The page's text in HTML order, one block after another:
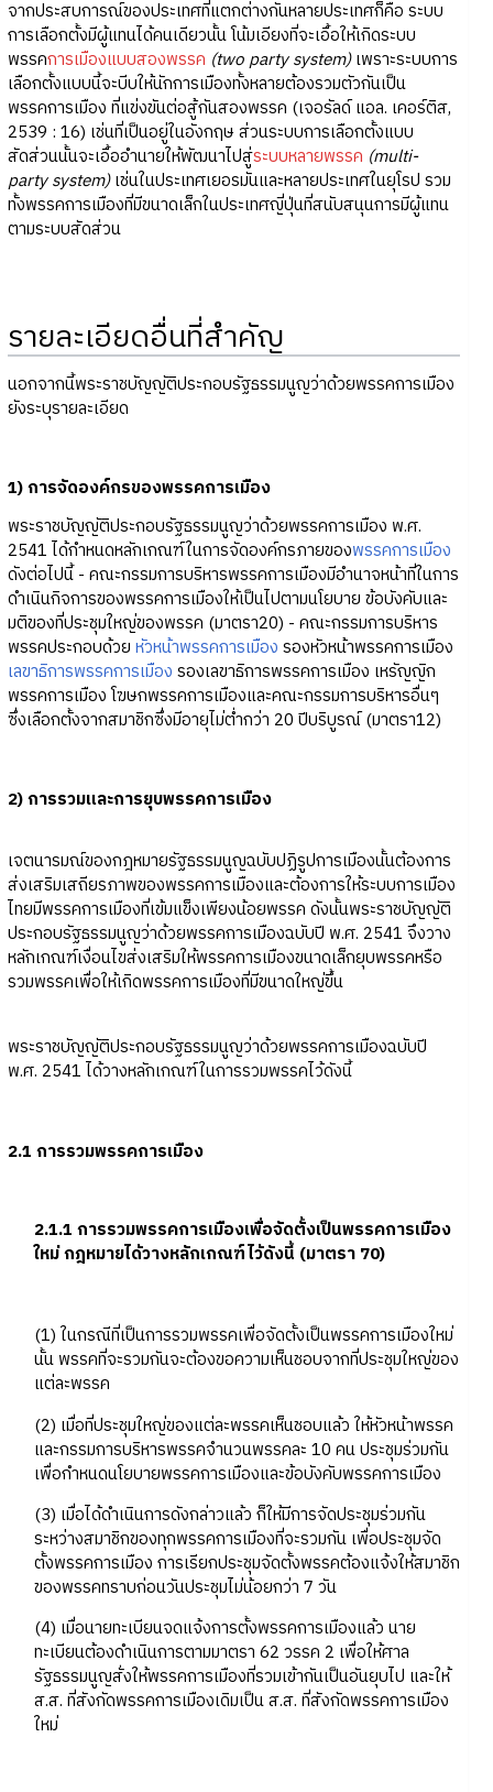
จากประสบการณ์ของประเทศที่แตกต่างกันหลายประเทศก็คือ ระบบ
การเลือกตั้งมีผู้แทนได้คนเดียวนั้น โน้มเอียงที่จะเอื้อให้เกิดระบบ
พรรคการเมืองแบบสองพรรค (two party system)เพราะระบบการ
เลือกตั้งแบบนี้จะบีบให้นักการเมืองทั้งหลายต้องรวมตัวกันเป็น
พรรคการเมือง ที่แข่งขันต่อสู้กันสองพรรค (เจอรัลด์ แอล. เคอร์ติส,
2539 : 16) เช่นที่เป็นอยู่ในอังกฤษ ส่วนระบบการเลือกตั้งแบบ
สัดส่วนนั้นจะเอื้ออำนายให้พัฒนาไปสู่ระบบหลายพรรค (multi-
party system)เช่นในประเทศเยอรมันและหลายประเทศในยุโรป รวม
ทั้งพรรคการเมืองที่มีขนาดเล็กในประเทศญี่ปุ่นที่สนับสนุนการมีผู้แทน
ตามระบบสัดส่วน
รายละเอียดอื่นที่สำคัญ
นอกจากนี้พระราชบัญญัติประกอบรัฐธรรมนูญว่าด้วยพรรคการเมือง
ยังระบุรายละเอียด
1) การจัดองค์กรของพรรคการเมือง
พระราชบัญญัติประกอบรัฐธรรมนูญว่าด้วยพรรคการเมือง พ.ศ.
2541 ได้กำหนดหลักเกณฑ์ในการจัดองค์กรภายของพรรคการเมือง
ดังต่อไปนี้ - คณะกรรมการบริหารพรรคการเมืองมีอำนาจหน้าที่ในการ
ดำเนินกิจการของพรรคการเมืองให้เป็นไปตามนโยบาย ข้อบังคับและ
มติของที่ประชุมใหญ่ของพรรค (มาตรา20) - คณะกรรมการบริหาร
พรรคประกอบด้วย หัวหน้าพรรคการเมือง รองหัวหน้าพรรคการเมือง
เลขาธิการพรรคการเมือง รองเลขาธิการพรรคการเมือง เหรัญญิก
พรรคการเมือง โฆษกพรรคการเมืองและคณะกรรมการบริหารอื่นๆ
ซึ่งเลือกตั้งจากสมาชิกซึ่งมีอายุไม่ต่ำกว่า 20 ปีบริบูรณ์ (มาตรา12)
2) การรวมและการยุบพรรคการเมือง
เจตนารมณ์ของกฎหมายรัฐธรรมนูญฉบับปฏิรูปการเมืองนั้นต้องการ
ส่งเสริมเสถียรภาพของพรรคการเมืองและต้องการให้ระบบการเมือง
ไทยมีพรรคการเมืองที่เข้มแข็งเพียงน้อยพรรค ดังนั้นพระราชบัญญัติ
ประกอบรัฐธรรมนูญว่าด้วยพรรคการเมืองฉบับปี พ.ศ. 2541 จึงวาง
หลักเกณฑ์เงื่อนไขส่งเสริมให้พรรคการเมืองขนาดเล็กยุบพรรคหรือ
รวมพรรคเพื่อให้เกิดพรรคการเมืองที่มีขนาดใหญ่ขึ้น
พระราชบัญญัติประกอบรัฐธรรมนูญว่าด้วยพรรคการเมืองฉบับปี
พ.ศ. 2541 ได้วางหลักเกณฑ์ในการรวมพรรคไว้ดังนี้
2.1 การรวมพรรคการเมือง
2.1.1 การรวมพรรคการเมืองเพื่อจัดตั้งเป็นพรรคการเมือง
ใหม่ กฎหมายได้วางหลักเกณฑ์ไว้ดังนี้ (มาตรา 70)
(1) ในกรณีที่เป็นการรวมพรรคเพื่อจัดตั้งเป็นพรรคการเมืองใหม่
นั้น พรรคที่จะรวมกันจะต้องขอความเห็นชอบจากที่ประชุมใหญ่ของ
แต่ละพรรค
(2) เมื่อที่ประชุมใหญ่ของแต่ละพรรคเห็นชอบแล้ว ให้หัวหน้าพรรค
และกรรมการบริหารพรรคจำนวนพรรคละ 10 คน ประชุมร่วมกัน
เพื่อกำหนดนโยบายพรรคการเมืองและข้อบังคับพรรคการเมือง
(3) เมื่อได้ดำเนินการดังกล่าวแล้ว ก็ให้มีการจัดประชุมร่วมกัน
ระหว่างสมาชิกของทุกพรรคการเมืองที่จะรวมกัน เพื่อประชุมจัด
ตั้งพรรคการเมือง การเรียกประชุมจัดตั้งพรรคต้องแจ้งให้สมาชิก
ของพรรคทราบก่อนวันประชุมไม่น้อยกว่า 7 วัน
(4) เมื่อนายทะเบียนจดแจ้งการตั้งพรรคการเมืองแล้ว นาย
ทะเบียนต้องดำเนินการตามมาตรา 62 วรรค 2 เพื่อให้ศาล
รัฐธรรมนูญสั่งให้พรรคการเมืองที่รวมเข้ากันเป็นอันยุบไป และให้
ส.ส. ที่สังกัดพรรคการเมืองเดิมเป็น ส.ส. ที่สังกัดพรรคการเมือง
ใหม่